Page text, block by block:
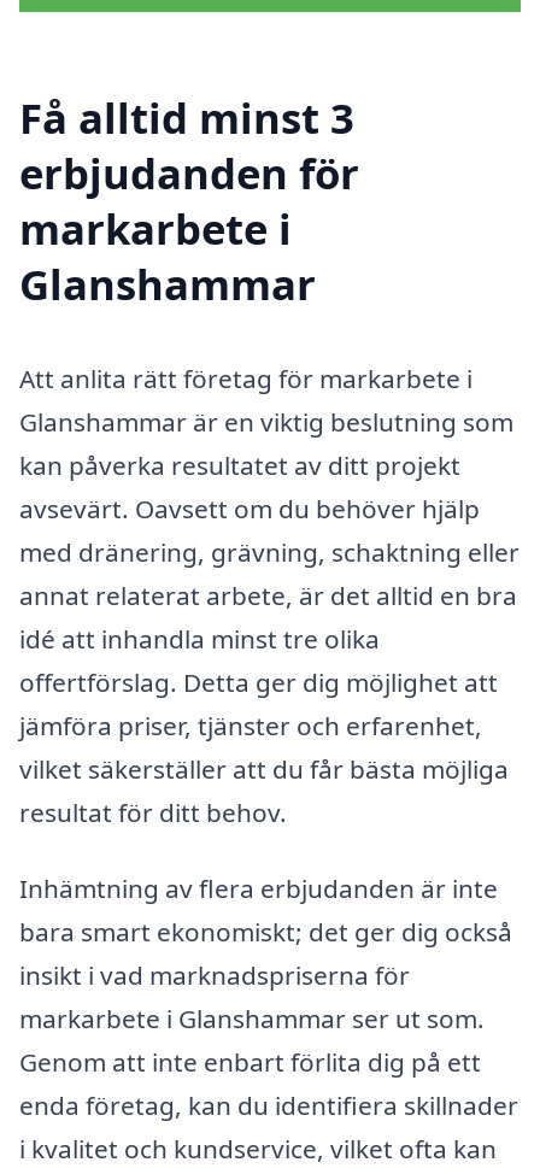
Få alltid minst 3
erbjudanden för
markarbete i
Glanshammar
Att anlita rätt företag för markarbete i
Glanshammar är en viktig beslutning som
kan påverka resultatet av ditt projekt
avsevärt. Oavsett om du behöver hjälp
med dränering, grävning, schaktning eller
annat relaterat arbete, är det alltid en bra
idé att inhandla minst tre olika
offertförslag. Detta ger dig möjlighet att
jämföra priser, tjänster och erfarenhet,
vilket säkerställer att du får bästa möjliga
resultat för ditt behov.
Inhämtning av flera erbjudanden är inte
bara smart ekonomiskt; det ger dig också
insikt i vad marknadspriserna för
markarbete i Glanshammar ser ut som.
Genom att inte enbart förlita dig på ett
enda företag, kan du identifiera skillnader
i kvalitet och kundservice, vilket ofta kan